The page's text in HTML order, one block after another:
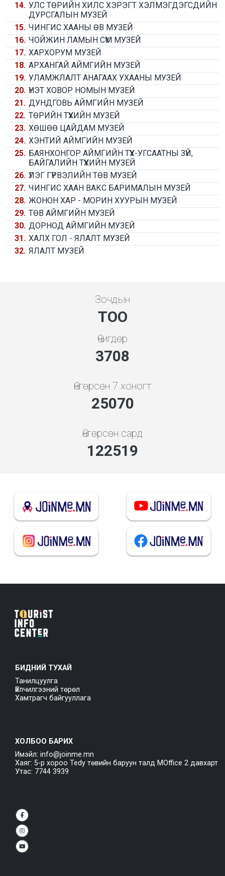
14. УЛС ТӨРИЙН ХИЛС ХЭРЭГТ ХЭЛМЭГДЭГСДИЙН
ДУРСГАЛЫН МУЗЕЙ
15. ЧИНГИС ХААНЫ ӨВ МУЗЕЙ
16. ЧОЙЖИН ЛАМЫН СҮМ МУЗЕЙ
17. ХАРХОРУМ МУЗЕЙ
18. АРХАНГАЙ АЙМГИЙН МУЗЕЙ
19. УЛАМЖЛАЛТ АНАГААХ УХААНЫ МУЗЕЙ
20. ҮНЭТ ХОВОР НОМЫН МУЗЕЙ
21. ДУНДГОВЬ АЙМГИЙН МУЗЕЙ
22. ТӨРИЙН ТҮҮХИЙН МУЗЕЙ
23. ХӨШӨӨ ЦАЙДАМ МУЗЕЙ
24. ХЭНТИЙ АЙМГИЙН МУЗЕЙ
25. БАЯНХОНГОР АЙМГИЙН ТҮҮХ-УГСААТНЫ ЗҮЙ,
БАЙГАЛИЙН ТҮҮХИЙН МУЗЕЙ
26. ҮЛЭГ ГҮРВЭЛИЙН ТӨВ МУЗЕЙ
27. ЧИНГИС ХААН ВАКС БАРИМАЛЫН МУЗЕЙ
28. ЖОНОН ХАР - МОРИН ХУУРЫН МУЗЕЙ
29. ТӨВ АЙМГИЙН МУЗЕЙ
30. ДОРНОД АЙМГИЙН МУЗЕЙ
31. ХАЛХ ГОЛ - ЯЛАЛТ МУЗЕЙ
32. ЯЛАЛТ МУЗЕЙ
Зочдын
ТОО
Өчигдөр
4279
Өнгөрсөн 7 хоногт
28927
Өнгөрсөн сард
141368
БИДНИЙ ТУХАЙ
Танилцуулга
Үйлчилгээний төрөл
Хамтрагч байгууллага
ХОЛБОО БАРИХ
Имэйл: info@joinme.mn
Хаяг: 5-р хороо Tedy төвийн баруун талд MOffice 2 давхарт
Утас: 7744 3939